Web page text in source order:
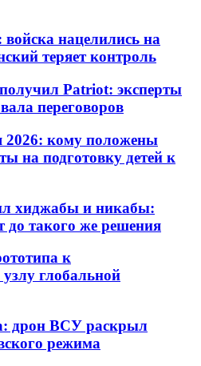
войска нацелились на
теряет контроль
Patriot: эксперты
переговоров
2026: кому положены
на подготовку детей к
хиджабы и никабы:
до такого же решения
к
глобальной
дрон ВСУ раскрыл
режима